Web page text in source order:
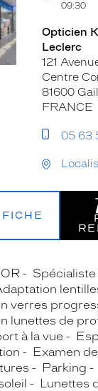
09:30
Opticien
Leclerc
121
Centre
81600
FRANCE
05 63
verres
lunettes de
à la vue
Examen
Parking
Lunettes